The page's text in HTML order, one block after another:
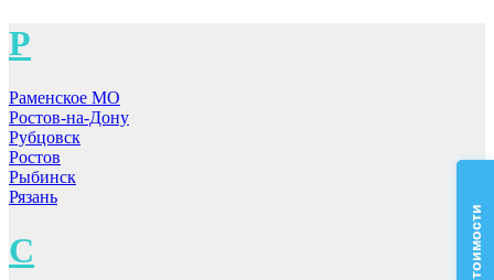
Р
Раменское МО
Ростов-на-Дону
Рубцовск
Ростов
Рыбинск
Рязань
С